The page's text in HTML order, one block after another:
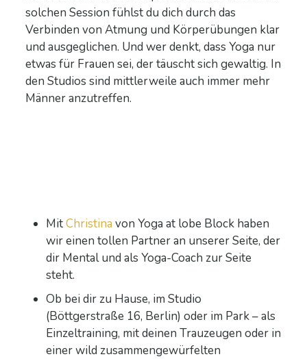
solchen Session fühlst du dich durch das
Verbinden von Atmung und Körperübungen klar
und ausgeglichen. Und wer denkt, dass Yoga nur
etwas für Frauen sei, der täuscht sich gewaltig. In
den Studios sind mittlerweile auch immer mehr
Männer anzutreffen.
MitChristina von Yoga at lobe Block haben
wir einen tollen Partner an unserer Seite, der
dir Mental und als Yoga-Coach zur Seite
steht.
Ob bei dir zu Hause, im Studio
(Böttgerstraße 16, Berlin) oder im Park – als
Einzeltraining, mit deinen Trauzeugen oder in
einer wild zusammengewürfelten